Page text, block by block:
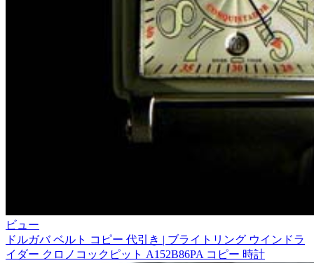
ビュー
ドルガバ ベルト コピー 代引き | ブライトリング ウインドラ
イダー クロノコックピット A152B86PA コピー 時計